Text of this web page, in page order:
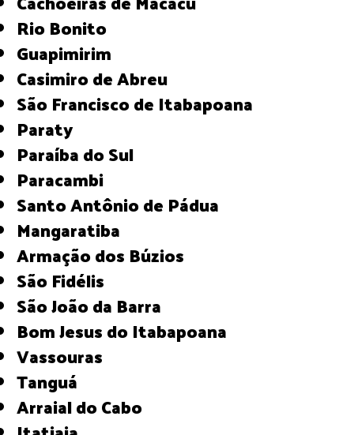
Rio Bonito
Guapimirim
Casimiro de Abreu
São Francisco de Itabapoana
Paraty
Paraíba do Sul
Paracambi
Santo Antônio de Pádua
Mangaratiba
Armação dos Búzios
São Fidélis
São João da Barra
Bom Jesus do Itabapoana
Vassouras
Tanguá
Arraial do Cabo